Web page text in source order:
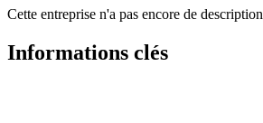
Cette entreprise n'a pas encore de description
Informations clés